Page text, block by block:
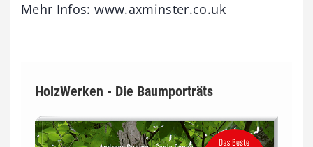
Mehr Infos:www.axminster.co.uk
HolzWerken - Die Baumporträts